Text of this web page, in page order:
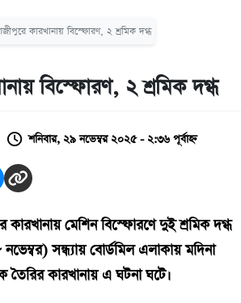
কারখানায় বিস্ফোরণ, ২ শ্রমিক দগ্ধ
বিস্ফোরণ, ২ শ্রমিক দগ্ধ
শনিবার, ২৯ নভেম্বর ২০২৫ - ২:৩৬ পূর্বাহ্ন
কারখানায় মেশিন বিস্ফোরণে দুই শ্রমিক দগ্ধ
সন্ধ্যায় বোর্ডমিল এলাকায় মদিনা
তৈরির কারখানায় এ ঘটনা ঘটে।